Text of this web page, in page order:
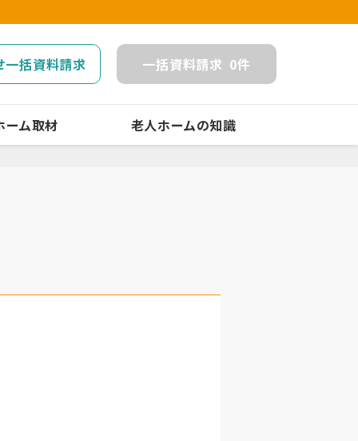
一括資料請求 一括資料請求 0件
ーム取材 老人ホームの知識